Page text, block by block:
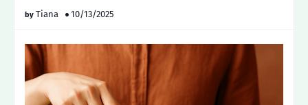
Tiana 10/13/2025